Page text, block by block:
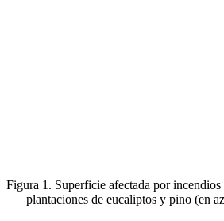
Figura 1. Superficie afectada por
plantaciones de eucaliptos y pino (en